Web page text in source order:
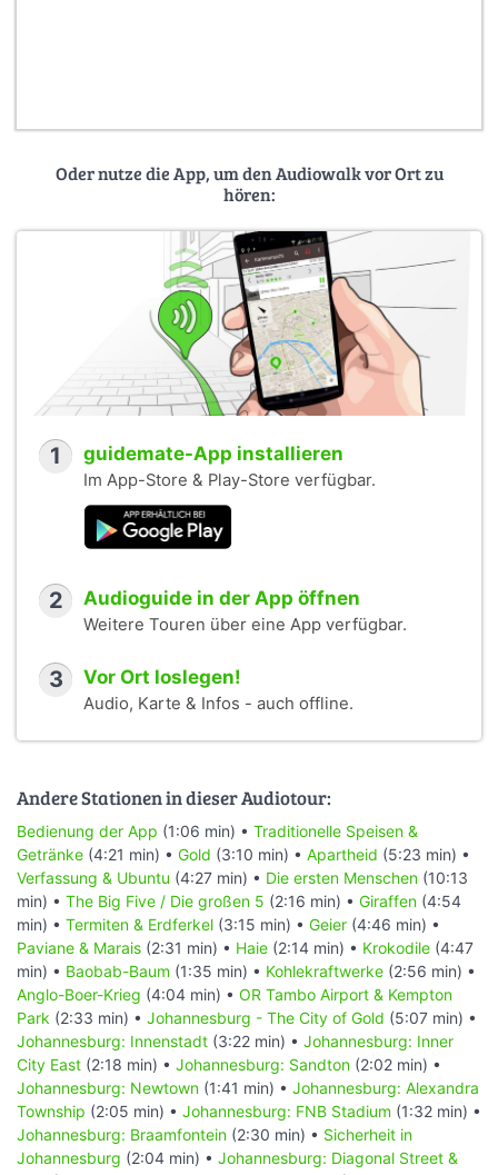
Oder nutze die App, um den Audiowalk vor Ort zu
hören:
1 guidemate-App installieren
Im App-Store & Play-Store verfügbar.
2 Audioguide in der App öffnen
Weitere Touren über eine App verfügbar.
3 Vor Ort loslegen!
Audio, Karte & Infos - auch offline.
Andere Stationen in dieser Audiotour:
Bedienung der App (1:06 min) • Traditionelle Speisen &
Getränke (4:21 min) • Gold (3:10 min) • Apartheid (5:23 min) •
Verfassung & Ubuntu (4:27 min) • Die ersten Menschen (10:13
min) • The Big Five / Die großen 5 (2:16 min) • Giraffen (4:54
min) • Termiten & Erdferkel (3:15 min) • Geier (4:46 min) •
Paviane & Marais (2:31 min) • Haie (2:14 min) • Krokodile (4:47
min) • Baobab-Baum (1:35 min) • Kohlekraftwerke (2:56 min) •
Anglo-Boer-Krieg (4:04 min) • OR Tambo Airport & Kempton
Park (2:33 min) • Johannesburg - The City of Gold (5:07 min) •
Johannesburg: Innenstadt (3:22 min) • Johannesburg: Inner
City East (2:18 min) • Johannesburg: Sandton (2:02 min) •
Johannesburg: Newtown (1:41 min) • Johannesburg: Alexandra
Township (2:05 min) • Johannesburg: FNB Stadium (1:32 min) •
Johannesburg: Braamfontein (2:30 min) • Sicherheit in
Johannesburg (2:04 min) • Johannesburg: Diagonal Street &